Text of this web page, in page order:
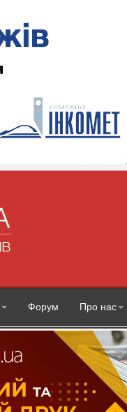
Форум Про нас